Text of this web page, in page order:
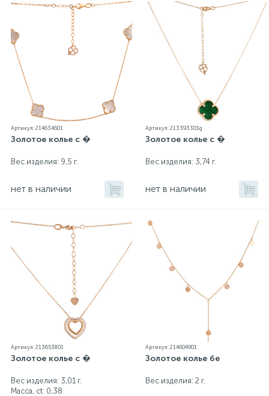
Артикул: 214634601
Золотое колье с �
Вес изделия: 9,5 г.
нет в наличии
Артикул: 213393301g
Золотое колье с �
Вес изделия: 3,74 г.
нет в наличии
Артикул: 213653801
Золотое колье с �
Вес изделия: 3,01 г.
Масса, ct: 0,38
Артикул: 214604901
Золотое колье бе
Вес изделия: 2 г.